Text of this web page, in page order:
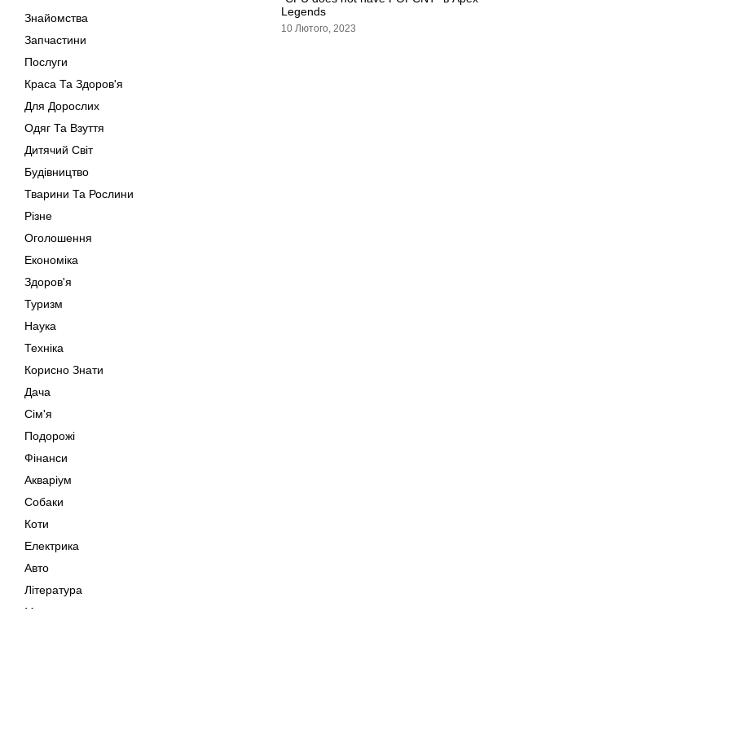
Знайомства
Запчастини
Послуги
Краса Та Здоров'я
Для Дорослих
Одяг Та Взуття
Дитячий Світ
Будівництво
Тварини Та Рослини
Різне
Оголошення
Економіка
Здоров'я
Туризм
Наука
Техніка
Корисно Знати
Дача
Сім'я
Подорожі
Фінанси
Акваріум
Собаки
Коти
Електрика
Авто
Література
Музика
Legends
10 Лютого, 2023